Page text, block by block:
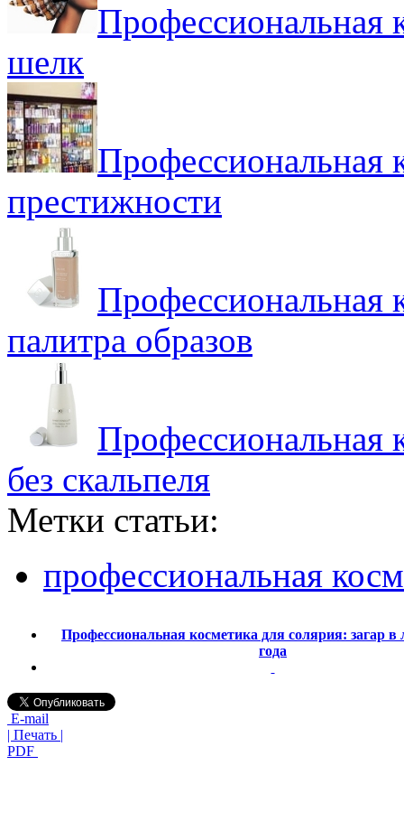
Профессиональная
шелк
Профессиональная
престижности
Профессиональная
палитра образов
Профессиональная
без скальпеля
Метки статьи:
профессиональная
Профессиональная косметика для солярия: загар в
года
E-mail
| Печать |
PDF